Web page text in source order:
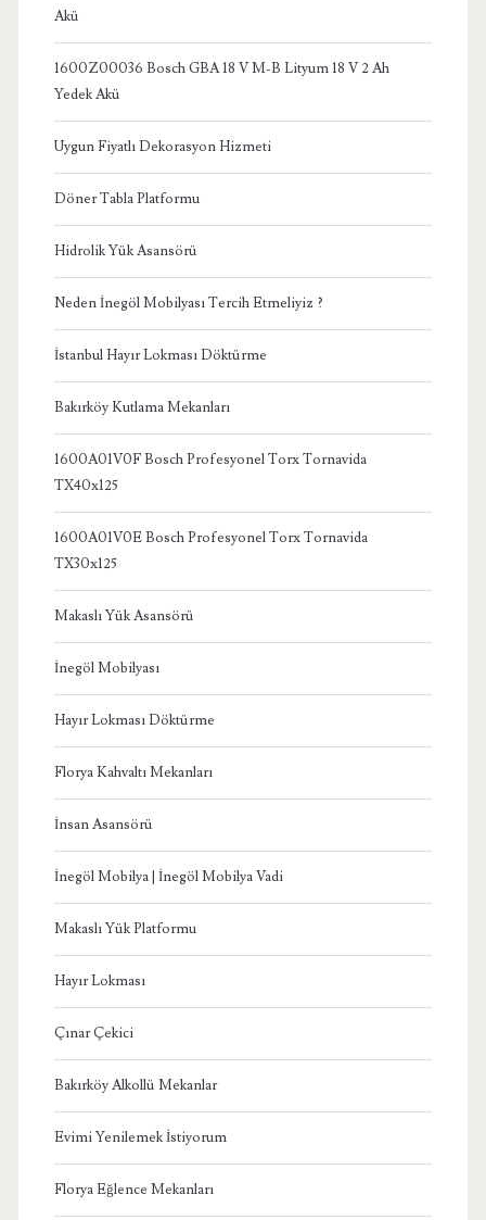
Akü
1600Z00036 Bosch GBA 18 V M-B Lityum 18 V 2 Ah
Yedek Akü
Uygun Fiyatlı Dekorasyon Hizmeti
Döner Tabla Platformu
Hidrolik Yük Asansörü
Neden İnegöl Mobilyası Tercih Etmeliyiz ?
İstanbul Hayır Lokması Döktürme
Bakırköy Kutlama Mekanları
1600A01V0F Bosch Profesyonel Torx Tornavida
TX40x125
1600A01V0E Bosch Profesyonel Torx Tornavida
TX30x125
Makaslı Yük Asansörü
İnegöl Mobilyası
Hayır Lokması Döktürme
Florya Kahvaltı Mekanları
İnsan Asansörü
İnegöl Mobilya | İnegöl Mobilya Vadi
Makaslı Yük Platformu
Hayır Lokması
Çınar Çekici
Bakırköy Alkollü Mekanlar
Evimi Yenilemek İstiyorum
Florya Eğlence Mekanları